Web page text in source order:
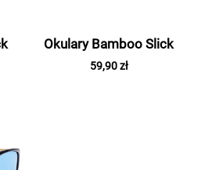
Okulary Bamboo Slick
59,90 zł